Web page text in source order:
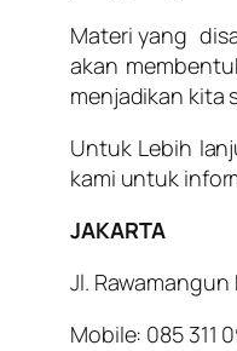
Materi yang
akan
menjadikan kita
Untuk Lebih
kami untuk
JAKARTA
Jl. Rawamangun
Mobile: 085 311